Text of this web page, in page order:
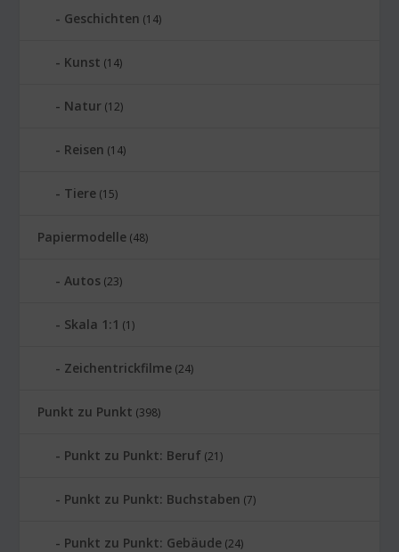
Geschichten (14)
Kunst (14)
Natur (12)
Reisen (14)
Tiere (15)
Papiermodelle (48)
Autos (23)
Skala 1:1 (1)
Zeichentrickfilme (24)
Punkt zu Punkt (398)
Punkt zu Punkt: Beruf (21)
Punkt zu Punkt: Buchstaben (7)
Punkt zu Punkt: Gebäude (24)